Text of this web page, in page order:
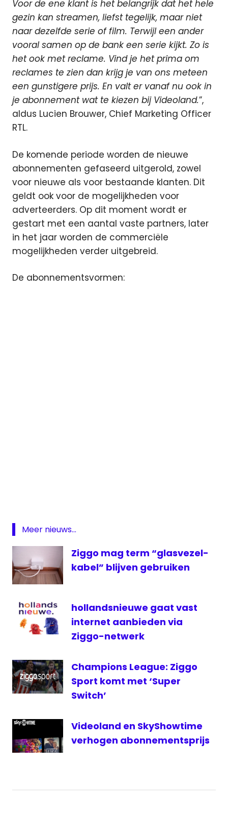
Voor de ene klant is het belangrijk dat het hele
gezin kan streamen, liefst tegelijk, maar niet
naar dezelfde serie of film. Terwijl een ander
vooral samen op de bank een serie kijkt. Zo is
het ook met reclame. Vind je het prima om
reclames te zien dan krijg je van ons meteen
een gunstigere prijs. En valt er vanaf nu ook in
je abonnement wat te kiezen bij Videoland.”,
aldus Lucien Brouwer, Chief Marketing Officer
RTL.
De komende periode worden de nieuwe
abonnementen gefaseerd uitgerold, zowel
voor nieuwe als voor bestaande klanten. Dit
geldt ook voor de mogelijkheden voor
adverteerders. Op dit moment wordt er
gestart met een aantal vaste partners, later
in het jaar worden de commerciële
mogelijkheden verder uitgebreid.
De abonnementsvormen:
rtl
Streamingdienst
televisie
Videoland
Meer nieuws...
Ziggo mag term “glasvezel-
kabel” blijven gebruiken
hollandsnieuwe gaat vast
internet aanbieden via
Ziggo-netwerk
Champions League: Ziggo
Sport komt met ‘Super
Switch’
Videoland en SkyShowtime
verhogen abonnementsprijs